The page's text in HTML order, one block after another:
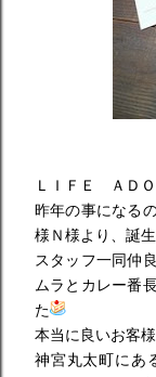
ＬＩＦＥ ＡＤ
昨年の事になる
様Ｎ様より、誕
スタッフ一同仲
ムラとカレー番
た
本当に良いお客
神宮丸太町にあ